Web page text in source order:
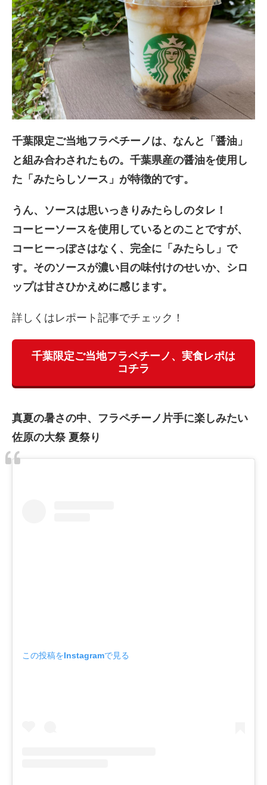
千葉限定ご当地フラペチーノは、なんと「醤油」
と組み合わされたもの。千葉県産の醤油を使用し
た「みたらしソース」が特徴的です。
うん、ソースは思いっきりみたらしのタレ！
コーヒーソースを使用しているとのことですが、
コーヒーっぽさはなく、完全に「みたらし」で
す。そのソースが濃い目の味付けのせいか、シロ
ップは甘さひかえめに感じます。
詳しくはレポート記事でチェック！
千葉限定ご当地フラペチーノ、実食レポは
コチラ
真夏の暑さの中、フラペチーノ片手に楽しみたい
佐原の大祭 夏祭り
この投稿をInstagramで見る